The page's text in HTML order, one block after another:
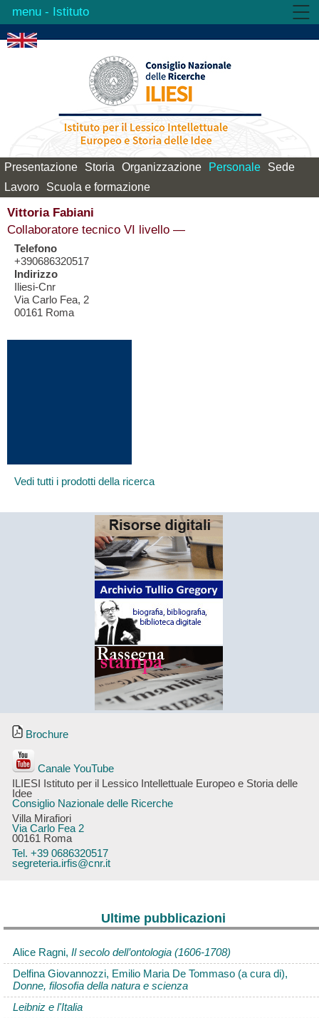
- Istituto
Istituto
Attività
Brochure
Canale YouTube
ILIESI Istituto per il Lessico Intellettuale Europeo e Storia delle
Idee
Consiglio Nazionale delle Ricerche
Villa Mirafiori
Via Carlo Fea 2
00161 Roma
Tel. +39 0686320517
segreteria.irfis@cnr.it
Presentazione Storia Organizzazione Personale
Sede
Lavoro
Scuola e formazione
Vittoria Fabiani
Collaboratore tecnico VI livello —
Telefono
+390686320517
Indirizzo
Iliesi-Cnr
Via Carlo Fea, 2
00161 Roma
Vedi tutti i prodotti della ricerca
Ultime pubblicazioni
Alice Ragni, Il secolo dell’ontologia (1606-1708)
Delfina Giovannozzi, Emilio Maria De Tommaso (a cura di),
Donne, filosofia della natura e scienza
Leibniz e l'Italia